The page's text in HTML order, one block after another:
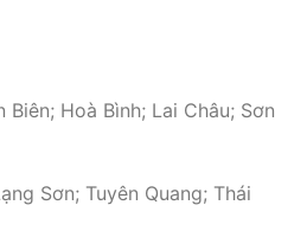
Biên; Hoà Bình; Lai Châu; Sơn
Sơn; Tuyên Quang; Thái